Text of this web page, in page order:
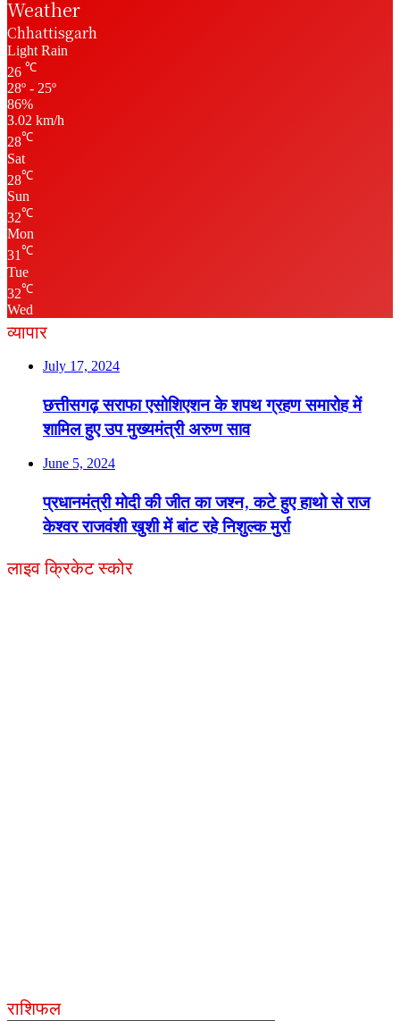
Weather
Chhattisgarh
Light Rain
26 ℃
28º - 25º
86%
3.02 km/h
28℃
Sat
28℃
Sun
32℃
Mon
31℃
Tue
32℃
Wed
व्यापार
July 17, 2024
छत्तीसगढ़ सराफा एसोशिएशन के शपथ ग्रहण समारोह में
शामिल हुए उप मुख्यमंत्री अरुण साव
June 5, 2024
प्रधानमंत्री मोदी की जीत का जश्न, कटे हुए हाथो से राज
केश्वर राजवंशी खुशी में बांट रहे निशुल्क मुर्रा
लाइव क्रिकेट स्कोर
राशिफल